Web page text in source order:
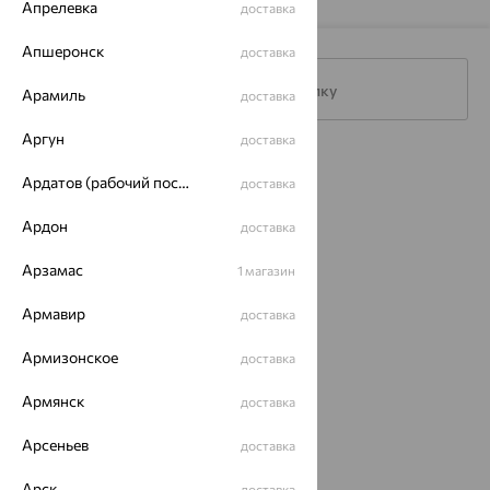
Подписаться на рассылку
О нас
Магазины и доставка г. Липецк
ул. Зегеля, 27/2
еще 3
Другие города
Апрелевка доставка
Апшеронск доставка
Арамиль доставка
Аргун доставка
Ардатов (рабочий поселок) доставка
Ардон доставка
Арзамас 1 магазин
Армавир доставка
Армизонское доставка
Армянск доставка
Арсеньев доставка